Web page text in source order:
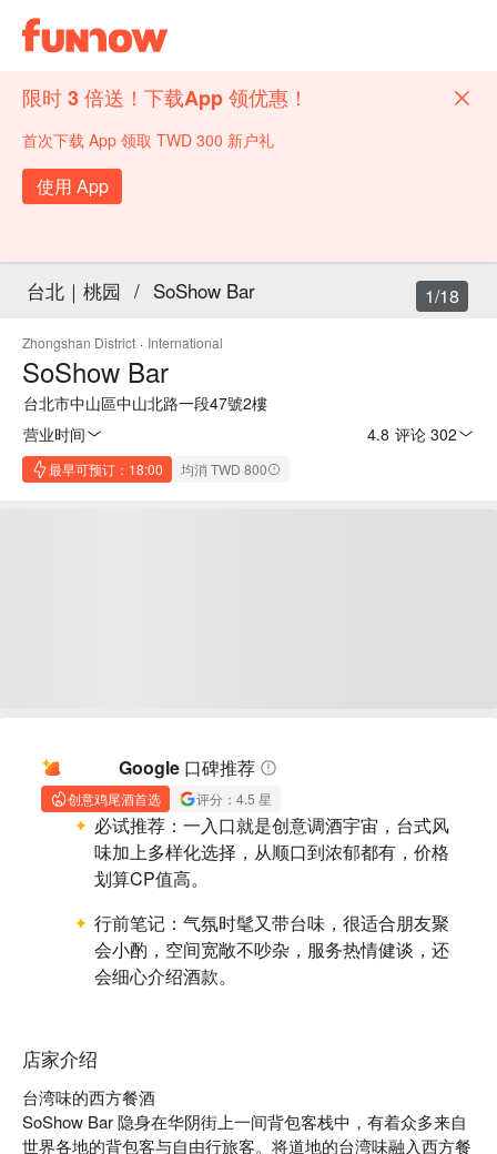
限时 3 倍送！下载App 领优惠！
首次下载 App 领取 TWD 300 新户礼
使用 App
台北｜桃园 / SoShow Bar
Zhongshan District · International
SoShow Bar
台北市中山區中山北路一段47號2樓
营业时间
4.8 评论 302
最早可预订：18:00 均消 TWD 800
1/18
Google 口碑推荐
创意鸡尾酒首选 评分：4.5 星
必试推荐： 一入口就是创意调酒宇宙，台式风
味加上多样化选择，从顺口到浓郁都有，价格
划算CP值高。
行前笔记： 气氛时髦又带台味，很适合朋友聚
会小酌，空间宽敞不吵杂，服务热情健谈，还
会细心介绍酒款。
店家介绍
台湾味的西方餐酒
SoShow Bar 隐身在华阴街上一间背包客栈中，有着众多来自
世界各地的背包客与自由行旅客。将道地的台湾味融入西方餐